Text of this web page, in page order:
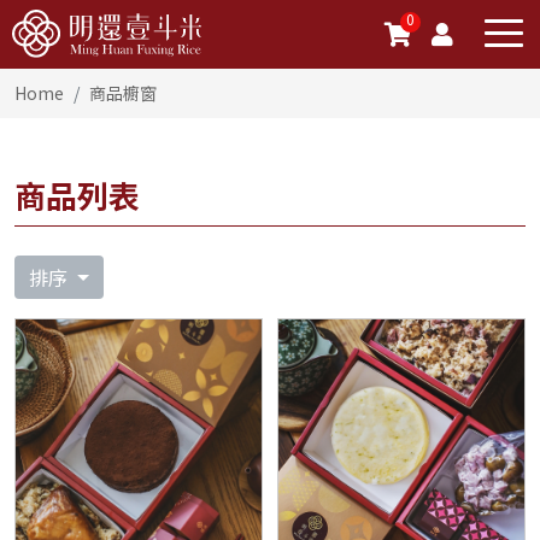
0
Home 商品櫥窗
商品列表
排序